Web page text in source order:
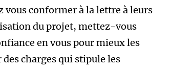
vous conformer à la lettre à leurs
du projet, mettez-vous
en vous pour mieux les
charges qui stipule les